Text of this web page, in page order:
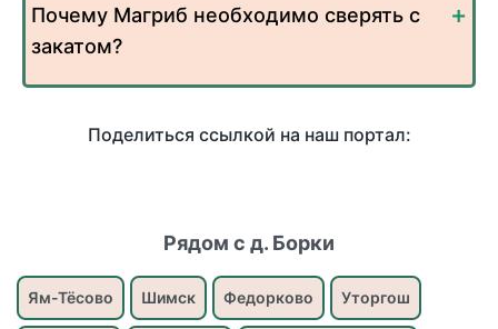
Почему Магриб необходимо сверять с
закатом?
Поделиться ссылкой на наш портал:
Рядом с д. Борки
Ям-Тёсово Шимск Федорково Уторгош